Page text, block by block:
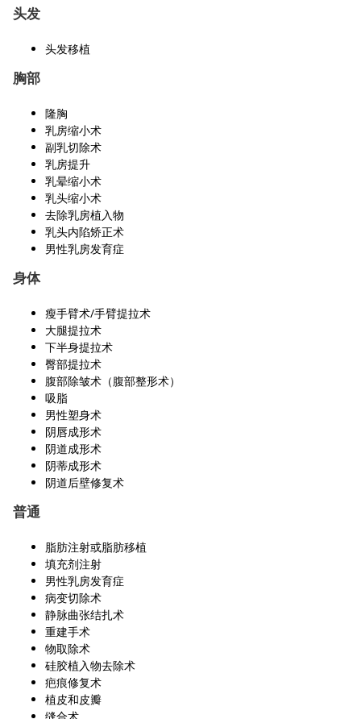
头发
头发移植
胸部
隆胸
乳房缩小术
副乳切除术
乳房提升
乳晕缩小术
乳头缩小术
去除乳房植入物
乳头内陷矫正术
男性乳房发育症
身体
瘦手臂术/手臂提拉术
大腿提拉术
下半身提拉术
臀部提拉术
腹部除皱术（腹部整形术）
吸脂
男性塑身术
阴唇成形术
阴道成形术
阴蒂成形术
阴道后壁修复术
普通
脂肪注射或脂肪移植
填充剂注射
男性乳房发育症
病变切除术
静脉曲张结扎术
重建手术
物取除术
硅胶植入物去除术
疤痕修复术
植皮和皮瓣